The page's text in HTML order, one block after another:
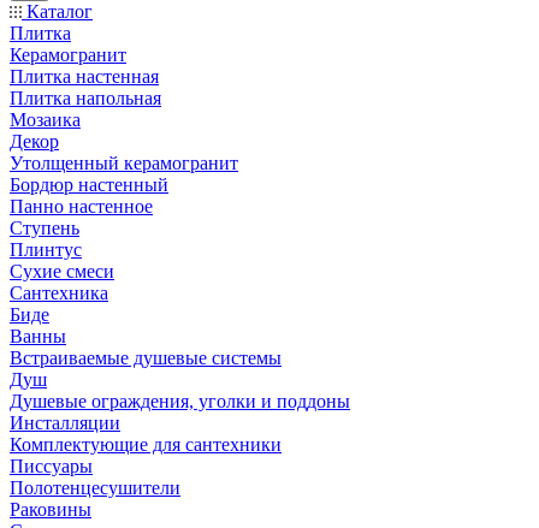
Каталог
Плитка
Керамогранит
Плитка настенная
Плитка напольная
Мозаика
Декор
Утолщенный керамогранит
Бордюр настенный
Панно настенное
Ступень
Плинтус
Сухие смеси
Сантехника
Биде
Ванны
Встраиваемые душевые системы
Душ
Душевые ограждения, уголки и поддоны
Инсталляции
Комплектующие для сантехники
Писсуары
Полотенцесушители
Раковины